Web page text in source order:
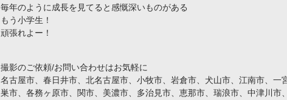
毎年のように成長を見てると感慨深いものがある
もう小学生！
頑張れよー！
撮影のご依頼/お問い合わせはお気軽に
名古屋市、春日井市、北名古屋市、小牧市、岩倉市、犬山市、江南市、一
巣市、各務ヶ原市、関市、美濃市、多治見市、恵那市、瑞浪市、中津川市